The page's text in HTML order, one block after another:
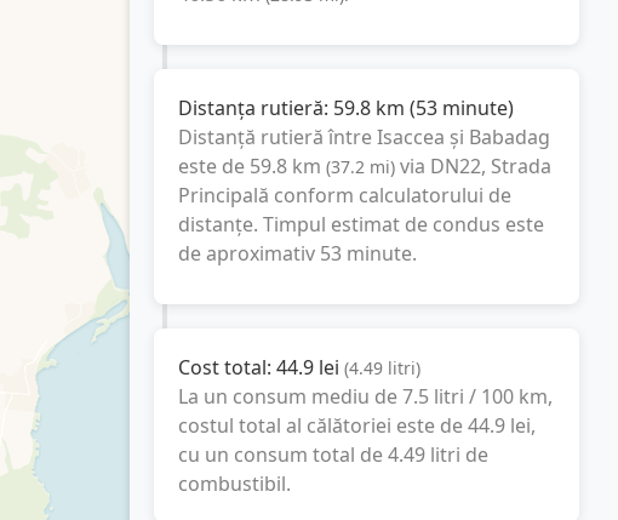
Distanța rutieră: 59.8 km (53 minute)
Distanță rutieră întreIsaccea și Babadag
este de 59.8 km (37.2 mi) via DN22, Strada
Principală conform calculatorului de
distanțe. Timpul estimat de condus este
de aproximativ 53 minute.
Cost total: 44.9 lei (4.49 litri)
La un consum mediu de7.5 litri / 100 km,
costul total al călătoriei este de44.9 lei,
cu un consum total de4.49 litri de
combustibil.